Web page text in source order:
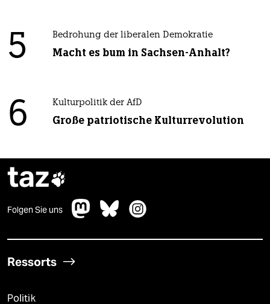
5 Bedrohung der liberalen Demokratie
Macht es bum in Sachsen-Anhalt?
6 Kulturpolitik der AfD
Große patriotische Kulturrevolution
taz
Folgen Sie uns
Ressorts
Politik